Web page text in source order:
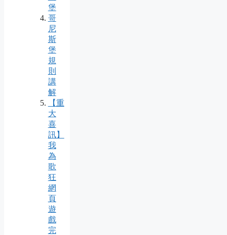
堡
哥
尼
斯
堡
規
則
講
解
【重
大
喜
訊】
我
為
歌
狂
網
頁
遊
戲
完